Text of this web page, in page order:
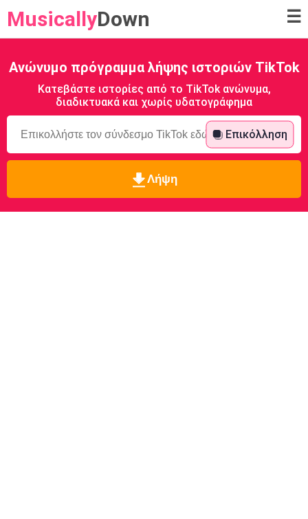
MusicallyDown ☰
Ανώνυμο πρόγραμμα λήψης ιστοριών TikTok
Κατεβάστε ιστορίες από το TikTok ανώνυμα,
διαδικτυακά και χωρίς υδατογράφημα
Επικόλληση
Λήψη